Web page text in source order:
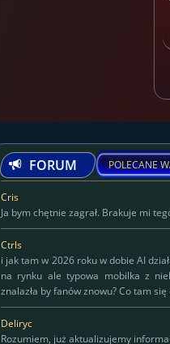
FORUM POLECANE
Cris
Ja bym chętnie zagrał. Brakuje mi
Ctrls
i jak tam w 2026 roku w dobie AI
na rynku ale typowa mobilka z
znalazła by fanów znowu? Co tam
Deliryc
Deliryc
Rozumiem, już aktualizujemy